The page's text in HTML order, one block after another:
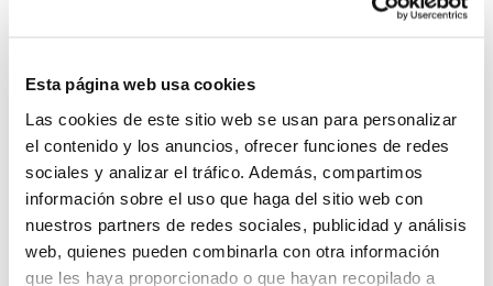
Esta página web usa cookies
Las cookies de este sitio web se usan para personalizar
el contenido y los anuncios, ofrecer funciones de redes
sociales y analizar el tráfico. Además, compartimos
información sobre el uso que haga del sitio web con
nuestros partners de redes sociales, publicidad y análisis
web, quienes pueden combinarla con otra información
que les haya proporcionado o que hayan recopilado a
competiciones NP Valencia en todas sus categorías,
que han concluido la 1ª Fase y se preparan para
afrontar la segunda parte de la temporada.
Lo mismo sucede con algunas categorías de las
competiciones FDM Ayuntamiento de Valencia. En
concreto, Cadete Masculino, Infantil Masculino, Infantil
Femenino y Juvenil Masculino. En todas ellas espera